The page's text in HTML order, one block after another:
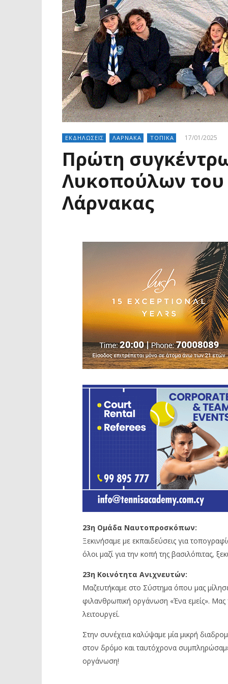
ΕΚΔΗΛΩΣΕΙΣ ΛΑΡΝΑΚΑ ΤΟΠΙΚΑ 17/01/2025
Πρώτη
Λυκοπούλων του
Λάρνακας
23η Ομάδα Ναυτοπροσκόπων:
Ξεκινήσαμε με εκπαιδεύσεις για
όλοι μαζί για την κοπή της βασιλόπιτας,
23η Κοινότητα Ανιχνευτών:
Μαζευτήκαμε στο Σύστημα όπου μας
φιλανθρωπική οργάνωση «Ένα εμείς». Μας
λειτουργεί.
Στην συνέχεια καλύψαμε μία μικρή
στον δρόμο και ταυτόχρονα
οργάνωση!